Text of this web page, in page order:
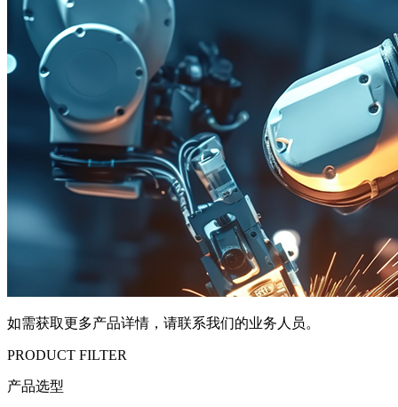
如需获取更多产品详情，请联系我们的业务人员。
PRODUCT FILTER
产品选型